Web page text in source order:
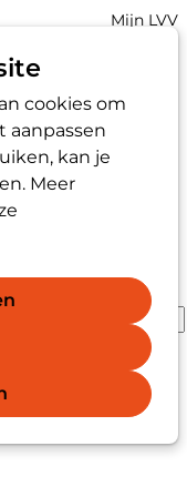
cookies om
aanpassen
kan je
Meer
Zoek
Account
Mijn LVV
vergeten?